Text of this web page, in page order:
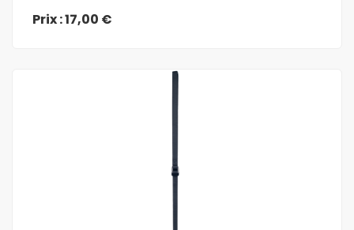
Prix : 17,00 €